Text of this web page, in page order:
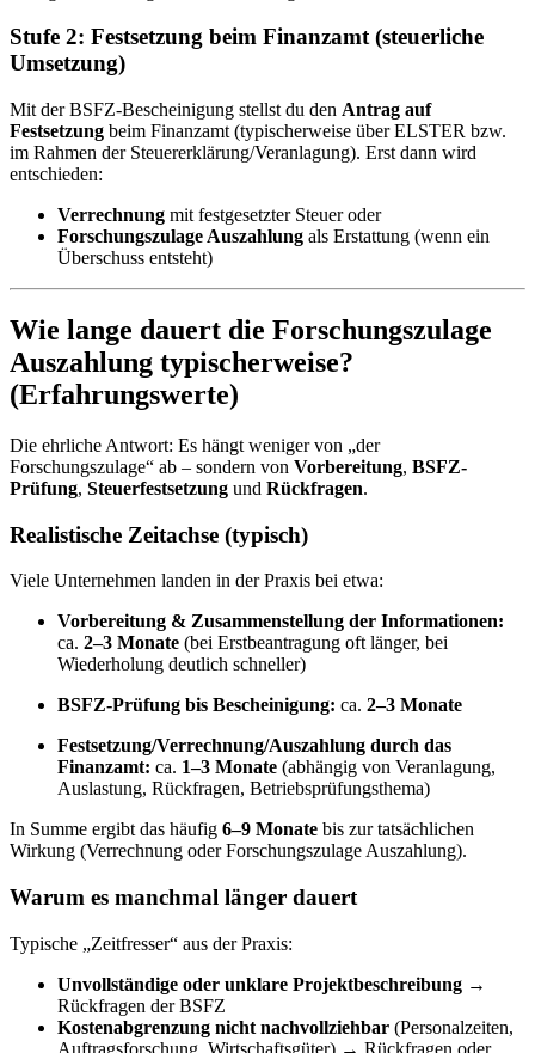
Stufe 2: Festsetzung beim Finanzamt (steuerliche
Umsetzung)
Mit der BSFZ-Bescheinigung stellst du den Antrag auf
Festsetzung beim Finanzamt (typischerweise über ELSTER bzw.
im Rahmen der Steuererklärung/Veranlagung). Erst dann wird
entschieden:
Verrechnung mit festgesetzter Steuer oder
Forschungszulage Auszahlung als Erstattung (wenn ein
Überschuss entsteht)
Wie lange dauert die Forschungszulage
Auszahlung typischerweise?
(Erfahrungswerte)
Die ehrliche Antwort: Es hängt weniger von „der
Forschungszulage“ ab – sondern von Vorbereitung, BSFZ-
Prüfung, Steuerfestsetzung und Rückfragen.
Realistische Zeitachse (typisch)
Viele Unternehmen landen in der Praxis bei etwa:
Vorbereitung & Zusammenstellung der Informationen:
ca. 2–3 Monate (bei Erstbeantragung oft länger, bei
Wiederholung deutlich schneller)
BSFZ-Prüfung bis Bescheinigung: ca. 2–3 Monate
Festsetzung/Verrechnung/Auszahlung durch das
Finanzamt: ca. 1–3 Monate (abhängig von Veranlagung,
Auslastung, Rückfragen, Betriebsprüfungsthema)
In Summe ergibt das häufig 6–9 Monate bis zur tatsächlichen
Wirkung (Verrechnung oder Forschungszulage Auszahlung).
Warum es manchmal länger dauert
Typische „Zeitfresser“ aus der Praxis:
Unvollständige oder unklare Projektbeschreibung →
Rückfragen der BSFZ
Kostenabgrenzung nicht nachvollziehbar (Personalzeiten,
Auftragsforschung, Wirtschaftsgüter) → Rückfragen oder